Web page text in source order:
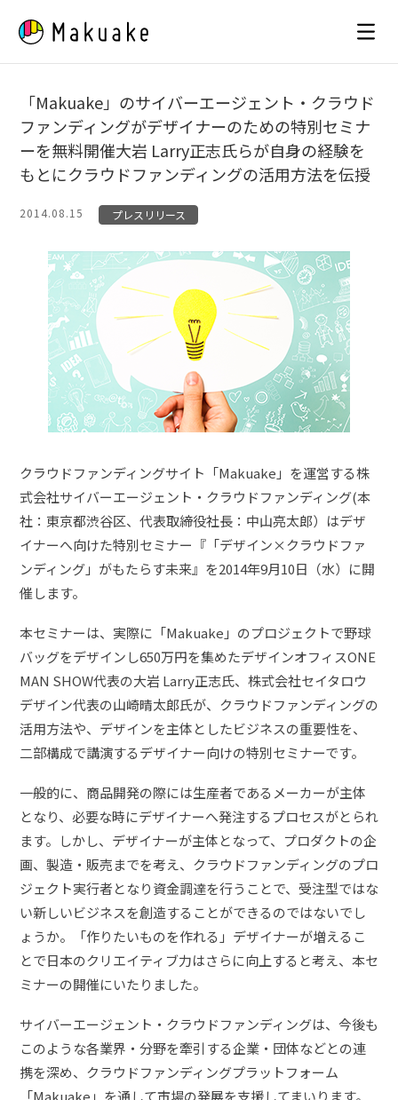
content
「Makuake」のサイバーエージェント・クラウド
ファンディングがデザイナーのための特別セミナ
ーを無料開催大岩 Larry正志氏らが自身の経験を
もとにクラウドファンディングの活用方法を伝授
2014.08.15 プレスリリース
クラウドファンディングサイト「Makuake」を運営する株
式会社サイバーエージェント・クラウドファンディング(本
社：東京都渋谷区、代表取締役社長：中山亮太郎）はデザ
イナーへ向けた特別セミナー『「デザイン×クラウドファ
ンディング」がもたらす未来』を2014年9月10日（水）に開
催します。
本セミナーは、実際に「Makuake」のプロジェクトで野球
バッグをデザインし650万円を集めたデザインオフィスONE
MAN SHOW代表の大岩 Larry正志氏、株式会社セイタロウ
デザイン代表の山崎晴太郎氏が、クラウドファンディングの
活用方法や、デザインを主体としたビジネスの重要性を、
二部構成で講演するデザイナー向けの特別セミナーです。
一般的に、商品開発の際には生産者であるメーカーが主体
となり、必要な時にデザイナーへ発注するプロセスがとられ
ます。しかし、デザイナーが主体となって、プロダクトの企
画、製造・販売までを考え、クラウドファンディングのプロ
ジェクト実行者となり資金調達を行うことで、受注型ではな
い新しいビジネスを創造することができるのではないでし
ょうか。「作りたいものを作れる」デザイナーが増えるこ
とで日本のクリエイティブ力はさらに向上すると考え、本セ
ミナーの開催にいたりました。
サイバーエージェント・クラウドファンディングは、今後も
このような各業界・分野を牽引する企業・団体などとの連
携を深め、クラウドファンディングプラットフォーム
「Makuake」を通して市場の発展を支援してまいります。